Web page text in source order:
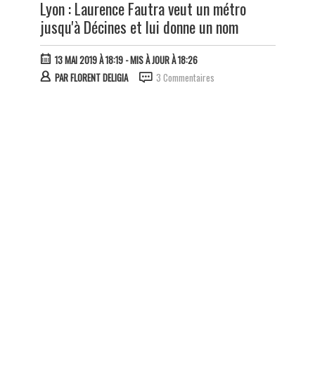
Lyon : Laurence Fautra veut un métro
jusqu'à Décines et lui donne un nom
13 MAI 2019 À 18:19- MIS À JOUR À 18:26
PARFLORENT DELIGIA 3 Commentaires